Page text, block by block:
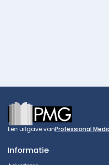
Footer
Een uitgave vanProfessional
Informatie